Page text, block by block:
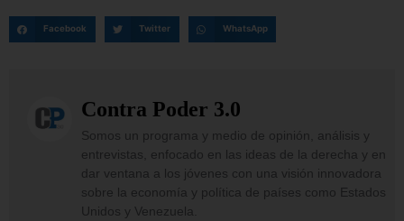
Facebook Twitter WhatsApp
Contra Poder 3.0
Somos un programa y medio de opinión, análisis y
entrevistas, enfocado en las ideas de la derecha y en
dar ventana a los jóvenes con una visión innovadora
sobre la economía y política de países como Estados
Unidos y Venezuela.